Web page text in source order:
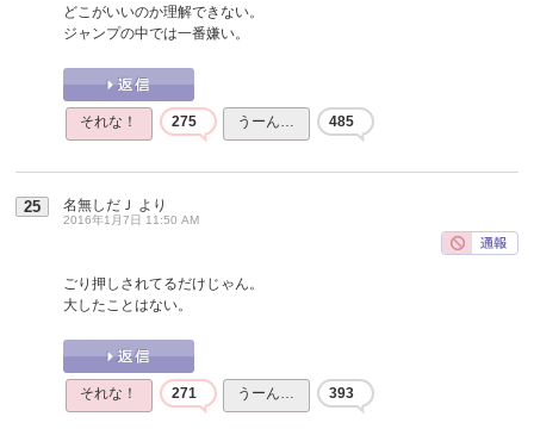
どこがいいのか理解できない。
ジャンプの中では一番嫌い。
それな！ 275 うーん… 485
25 名無しだＪ より
2016年1月7日 11:50 AM
ごり押しされてるだけじゃん。
大したことはない。
それな！ 271 うーん… 393